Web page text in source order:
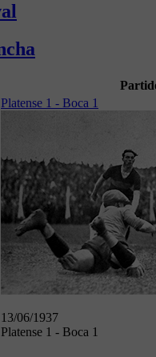
Platense 1 - Boca 1
13/06/1937
Platense 1 - Boca 1